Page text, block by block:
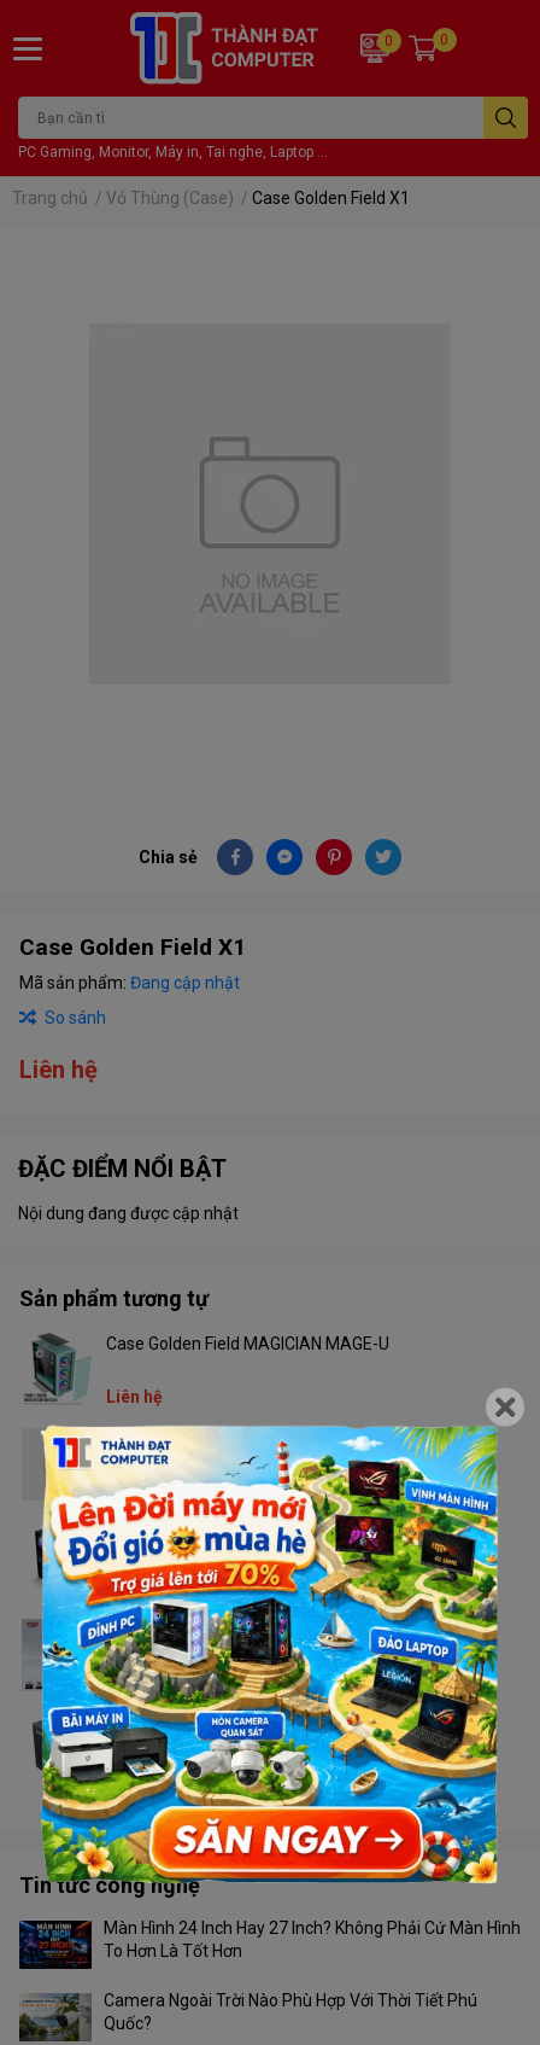
PC Gaming, Monitor, Máy in, Tai nghe, Laptop ...
0 0
Trang chủ / Vỏ Thùng (Case) / Case Golden Field X1
Chia sẻ
Case Golden Field X1
Mã sản phẩm: Đang cập nhật
So sánh
Liên hệ
ĐẶC ĐIỂM NỔI BẬT
Nội dung đang được cập nhật
Sản phẩm tương tự
Case Golden Field MAGICIAN MAGE-U
Liên hệ
Case Golden Field Z22FA
Liên hệ
Case Golden Field N95
Liên hệ
Case VSP X2 G.ART
Liên hệ
Case Golden Field U2/Q25B
Liên hệ
Tin tức công nghệ
Màn Hình 24 Inch Hay 27 Inch? Không Phải Cứ Màn Hình
To Hơn Là Tốt Hơn
Camera Ngoài Trời Nào Phù Hợp Với Thời Tiết Phú
Quốc?